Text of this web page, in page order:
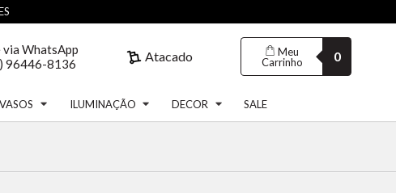
via WhatsApp
96446-8136
Atacado
Meu
Carrinho
0
VASOS ILUMINAÇÃO DECOR SALE